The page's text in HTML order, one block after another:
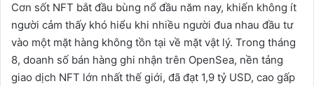
Cơn sốt NFT bắt đầu bùng nổ đầu năm nay, khiến không ít
người cảm thấy khó hiểu khi nhiều người đua nhau đầu tư
vào một mặt hàng không tồn tại về mặt vật lý. Trong tháng
8, doanh số bán hàng ghi nhận trên OpenSea, nền tảng
giao dịch NFT lớn nhất thế giới, đã đạt 1,9 tỷ USD, cao gấp